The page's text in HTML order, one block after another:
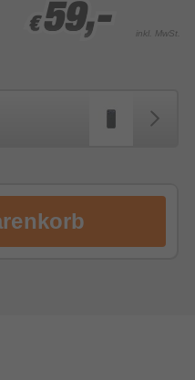
€ 59,-
€ 59,-
€ 59,- inkl. MwSt.